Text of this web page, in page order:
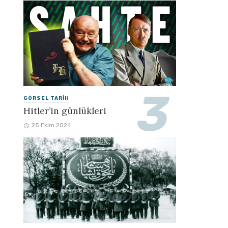
GÖRSEL TARIH
Hitler’in günlükleri
25 Ekim 2024